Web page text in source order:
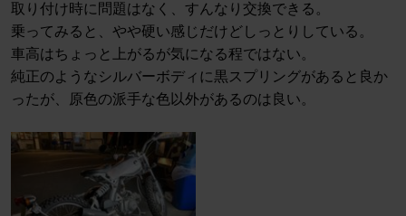
取り付け時に問題はなく、すんなり交換できる。
乗ってみると、やや硬い感じだけどしっとりしている。
車高はちょっと上がるが気になる程ではない。
純正のようなシルバーボディに黒スプリングがあると良か
ったが、原色の派手な色以外があるのは良い。